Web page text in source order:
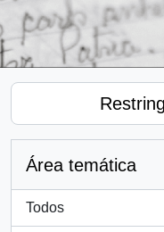
Área temática
Todos